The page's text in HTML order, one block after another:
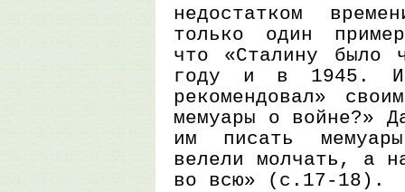
недостатком
только один
что «Сталину было
году и в 1945.
рекомендовал»
мемуары о войне?»
им писать
велели молчать, а
во всю» (с.17-18).